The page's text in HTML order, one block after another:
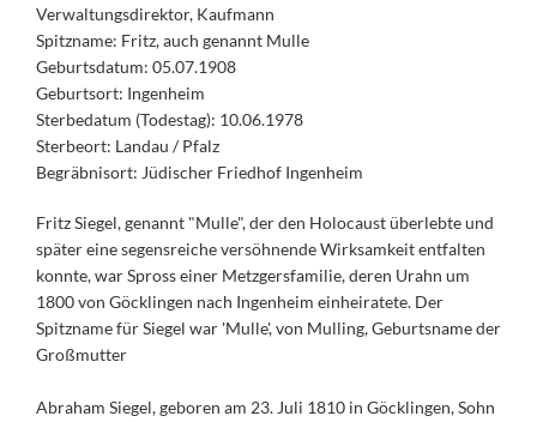
Verwaltungsdirektor, Kaufmann
Spitzname: Fritz, auch genannt Mulle
Geburtsdatum: 05.07.1908
Geburtsort: Ingenheim
Sterbedatum (Todestag): 10.06.1978
Sterbeort: Landau / Pfalz
Begräbnisort: Jüdischer Friedhof Ingenheim
Fritz Siegel, genannt "Mulle", der den Holocaust überlebte und
später eine segensreiche versöhnende Wirksamkeit entfalten
konnte, war Spross einer Metzgersfamilie, deren Urahn um
1800 von Göcklingen nach Ingenheim einheiratete. Der
Spitzname für Siegel war 'Mulle', von Mulling, Geburtsname der
Großmutter
Abraham Siegel, geboren am 23. Juli 1810 in Göcklingen, Sohn